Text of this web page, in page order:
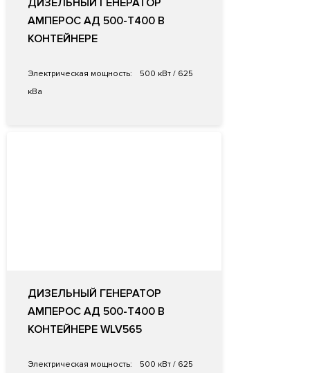
ДИЗЕЛЬНЫЙ ГЕНЕРАТОР
АМПЕРОС АД 500-Т400 В
КОНТЕЙНЕРЕ
Электрическая мощность:
500 кВт / 625
кВа
ДИЗЕЛЬНЫЙ ГЕНЕРАТОР
АМПЕРОС АД 500-Т400 В
КОНТЕЙНЕРЕ WLV565
Электрическая мощность:
500 кВт / 625